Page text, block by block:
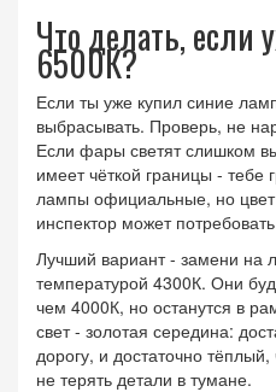
Что делать, если
6500К?
Если ты уже купил синие
выбрасывать. Проверь, не
Если фары светят слишком
имеет чёткой границы -
лампы официальные, но
инспектор может
Лучший вариант - замени на
температурой 4300К. Они
чем 4000К, но останутся в
свет - золотая середина:
дорогу, и достаточно
не терять детали в тумане.